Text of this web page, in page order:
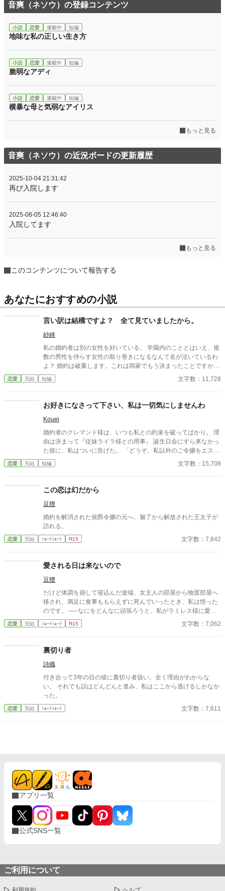
音爽（ネソウ）の登録コンテンツ
小説 恋愛 連載中 短編
地味な私の正しい生き方
小説 恋愛 連載中 短編
脆弱なアディ
小説 恋愛 連載中 短編
横暴な母と気弱なアイリス
もっと見る
音爽（ネソウ）の近況ボードの更新履歴
2025-10-04 21:31:42
再び入院します
2025-08-05 12:46:40
入院してます
もっと見る
このコンテンツについて報告する
あなたにおすすめの小説
言い訳は結構ですよ？ 全て見ていましたから。
紗綺
私の婚約者は別の女性を好いている。 学園内のこととはいえ、複
数の男性を侍らす女性の取り巻きになるなんて名が泣いているわ
よ？ 婚約は破棄します。これは両家でもう決まったことですか
ら。 邪魔な婚約者をサクッと婚約破棄して、かねてから用意して
いた相手と婚約を結びます。 新しい婚約者は私にとって理想の相
たとか聞いてないわ。 都合の良い相手でいいなんて……、おかし
な人ね。 ◆本編 5話 ◆番外編 2話 番外編1話はちょっと暗
めのお話です。 入学初日の婚約破棄～の原型はこんな感じでし
た。 もったいないのでこちらも投稿してしまいます。 また少し違
う男装（？）令嬢を楽しんでもらえたら嬉しいです。
恋愛 完結 短編 文字数：11,728
お好きになさって下さい、私は一切気にしませんわ
Kouei
婚約者のクレマンド様は、いつも私との約束を破ってばかり。 理
由は決まって『従妹ライラ様との用事』 誕生日会にすら来なかっ
た彼に、私はついに告げた。 「どうぞ、私以外のご令嬢をエスコ
ートするなり、お出かけするなり、関係を持つなり、お好きにな
さって下さい。私は一切気にしませんわ」 二人の想いは、重なり
恋愛 完結 短編 文字数：15,708
この恋は幻だから
豆狸
婚約を解消された侯爵令嬢の元へ、魅了から解放された王太子が
訪れる。
恋愛 完結 ｼｮｰﾄｼｮｰﾄ R15 文字数：7,842
愛される日は来ないので
豆狸
だけど体調を崩して寝込んだ途端、女主人の部屋から物置部屋へ
移され、満足に食事ももらえずに死んでいったとき、私は悟った
のです。 ──なにをどんなに頑張ろうと、私がラミレス様に愛さ
れる日は来ないのだと。
恋愛 完結 ｼｮｰﾄｼｮｰﾄ R15 文字数：7,062
裏切り者
詩織
付き合って3年の目の彼に裏切り者扱い。全く理由がわからな
い。 それでも話はどんどんと進み、私はここから逃げるしかなか
った。
恋愛 完結 ｼｮｰﾄｼｮｰﾄ 文字数：7,611
アプリ一覧
公式SNS一覧
ご利用について